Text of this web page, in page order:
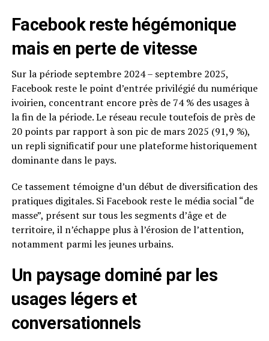
Facebook reste hégémonique
mais en perte de vitesse
Sur la période septembre 2024 – septembre 2025,
Facebook reste le point d’entrée privilégié du numérique
ivoirien, concentrant encore près de 74 % des usages à
la fin de la période. Le réseau recule toutefois de près de
20 points par rapport à son pic de mars 2025 (91,9 %),
un repli significatif pour une plateforme historiquement
dominante dans le pays.
Ce tassement témoigne d’un début de diversification des
pratiques digitales. Si Facebook reste le média social “de
masse”, présent sur tous les segments d’âge et de
territoire, il n’échappe plus à l’érosion de l’attention,
notamment parmi les jeunes urbains.
Un paysage dominé par les
usages légers et
conversationnels